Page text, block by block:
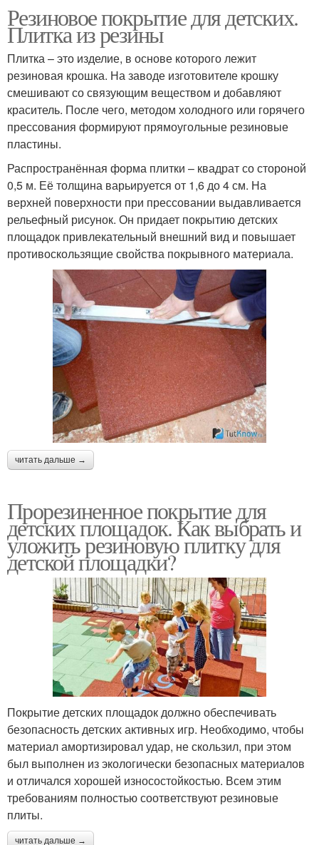
Резиновое покрытие для детских.
Плитка из резины
Плитка – это изделие, в основе которого лежит
резиновая крошка. На заводе изготовителе крошку
смешивают со связующим веществом и добавляют
краситель. После чего, методом холодного или горячего
прессования формируют прямоугольные резиновые
пластины.
Распространённая форма плитки – квадрат со стороной
0,5 м. Её толщина варьируется от 1,6 до 4 см. На
верхней поверхности при прессовании выдавливается
рельефный рисунок. Он придает покрытию детских
площадок привлекательный внешний вид и повышает
противоскользящие свойства покрывного материала.
читать дальше →
Прорезиненное покрытие для
детских площадок. Как выбрать и
уложить резиновую плитку для
детской площадки?
Покрытие детских площадок должно обеспечивать
безопасность детских активных игр. Необходимо, чтобы
материал амортизировал удар, не скользил, при этом
был выполнен из экологически безопасных материалов
и отличался хорошей износостойкостью. Всем этим
требованиям полностью соответствуют резиновые
плиты.
читать дальше →